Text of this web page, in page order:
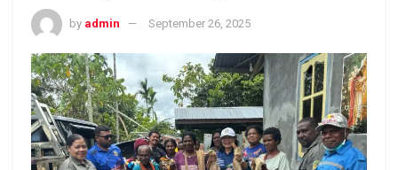
by admin September 26, 2025